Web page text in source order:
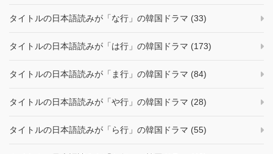
タイトルの日本語読みが「な行」の韓国ドラマ (33)
タイトルの日本語読みが「は行」の韓国ドラマ (173)
タイトルの日本語読みが「ま行」の韓国ドラマ (84)
タイトルの日本語読みが「や行」の韓国ドラマ (28)
タイトルの日本語読みが「ら行」の韓国ドラマ (55)